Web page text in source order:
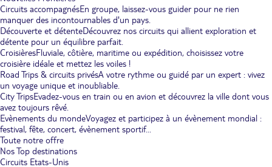
Circuits accompagnésEn groupe, laissez-vous guider pour ne rien
manquer des incontournables d'un pays.
Découverte et détenteDécouvrez nos circuits qui allient exploration et
détente pour un équilibre parfait.
CroisièresFluviale, côtière, maritime ou expédition, choisissez votre
croisière idéale et mettez les voiles !
Road Trips & circuits privésA votre rythme ou guidé par un expert : vivez
un voyage unique et inoubliable.
City TripsEvadez-vous en train ou en avion et découvrez la ville dont vous
avez toujours rêvé.
Evènements du mondeVoyagez et participez à un évènement mondial :
festival, fête, concert, évènement sportif...
Toute notre offre
Nos Top destinations
Circuits Etats-Unis